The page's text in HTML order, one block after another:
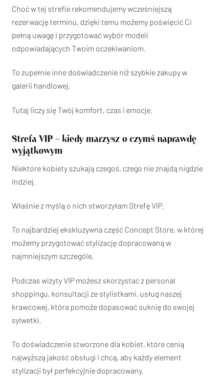
Choć w tej strefie rekomendujemy wcześniejszą
rezerwację terminu, dzięki temu możemy poświęcić Ci
pełną uwagę i przygotować wybór modeli
odpowiadających Twoim oczekiwaniom.
To zupełnie inne doświadczenie niż szybkie zakupy w
galerii handlowej.
Tutaj liczy się Twój komfort, czas i emocje.
Strefa VIP – kiedy marzysz o czymś naprawdę
wyjątkowym
Niektóre kobiety szukają czegoś, czego nie znajdą nigdzie
indziej.
Właśnie z myślą o nich stworzyłam Strefę VIP.
To najbardziej ekskluzywna część Concept Store, w której
możemy przygotować stylizację dopracowaną w
najmniejszym szczególe.
Podczas wizyty VIP możesz skorzystać z personal
shoppingu, konsultacji ze stylistkami, usług naszej
krawcowej, która pomoże dopasować suknię do swojej
sylwetki.
To doświadczenie stworzone dla kobiet, które cenią
najwyższą jakość obsługi i chcą, aby każdy element
stylizacji był perfekcyjnie dopracowany.